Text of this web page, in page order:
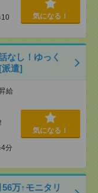
10
気になる！
なし！ゆっく
遣]
給
4分
気になる！
万↑モニタリ